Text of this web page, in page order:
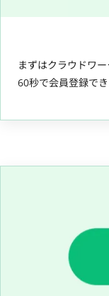
まずはクラウドワ
60秒で会員登録でき